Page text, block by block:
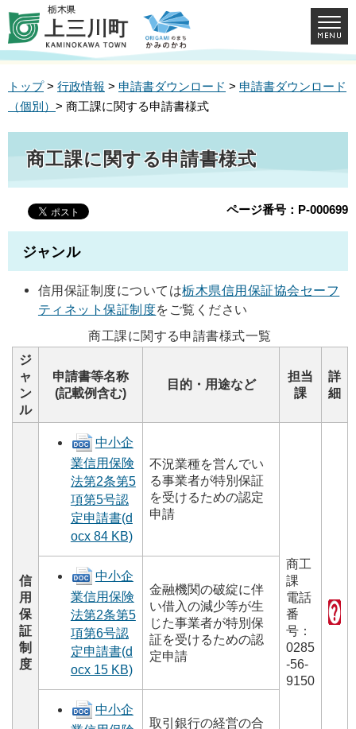
トップ> 行政情報 > 申請書ダウンロード > 申請書ダウンロード
（個別） > 商工課に関する申請書様式
商工課に関する申請書様式
ページ番号：P-000699
ジャンル
信用保証制度については栃木県信用保証協会セーフ
ティネット保証制度をご覧ください
商工課に関する申請書様式一覧
ジ
ャ
ン
ル
申請書等名称
(記載例含む)
目的・用途など
担当
課
詳
細
信
用
保
証
制
度
中小企
業信用保険
法第2条第5
項第5号認
定申請書(d
ocx 84 KB)
不況業種を営んでい
る事業者が特別保証
を受けるための認定
申請
商工
課
電話
番
号：
0285
-56-
9150
中小企
業信用保険
法第2条第5
項第6号認
定申請書(d
ocx 15 KB)
金融機関の破綻に伴
い借入の減少等が生
じた事業者が特別保
証を受けるための認
定申請
中小企
取引銀行の経営の合